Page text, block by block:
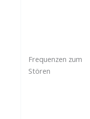
Frequenzen zum
Stören